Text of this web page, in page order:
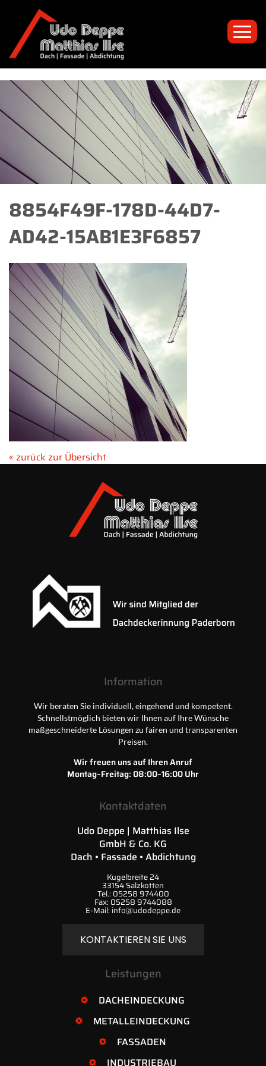
8854F49F-178D-44D7-
AD42-15AB1E3F6857
« zurück zur Übersicht
Information
Wir beraten Sie individuell, eingehend und kompetent.
Schnellstmöglich bieten wir Ihnen auf Ihre Wünsche
maßgeschneiderte Lösungen zu fairen und transparenten
Preisen.
Wir freuen uns auf Ihren Anruf
Montag–Freitag: 08:00–16:00 Uhr
Kontaktdaten
Udo Deppe | Matthias Ilse
GmbH & Co. KG
Dach • Fassade • Abdichtung
Kugelbreite 24
33154 Salzkotten
Tel.: 05258 974400
Fax: 05258 9744088
E-Mail: info@udodeppe.de
KONTAKTIEREN SIE UNS
Leistungen
DACHEINDECKUNG
METALLEINDECKUNG
FASSADEN
INDUSTRIEBAU